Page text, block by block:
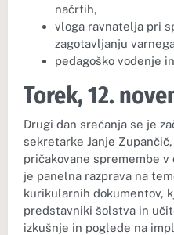
načrtih,
vloga ravnatelja pri
zagotavljanju
pedagoško vodenje
Torek, 12.
Drugi dan srečanja se je
sekretarke Janje
pričakovane spremembe
je panelna razprava na
kurikularnih dokumentov,
predstavniki šolstva in
izkušnje in poglede na